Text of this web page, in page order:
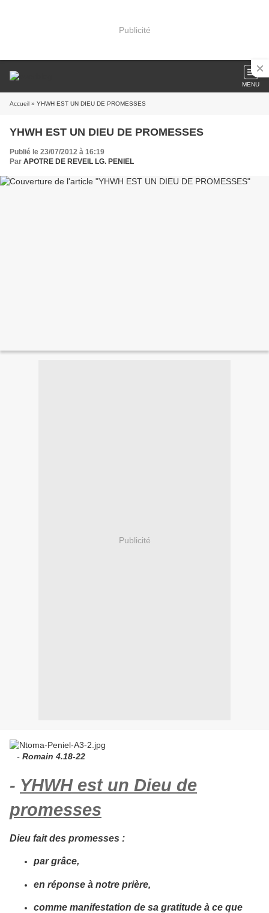
Publicité
MENU
Accueil » YHWH EST UN DIEU DE PROMESSES
YHWH EST UN DIEU DE PROMESSES
Publié le 23/07/2012 à 16:19
Par APOTRE DE REVEIL LG. PENIEL
Publicité
- Romain 4.18-22
- YHWH est un Dieu de
promesses
Dieu fait des promesses :
par grâce,
en réponse à notre prière,
comme manifestation de sa gratitude à ce que